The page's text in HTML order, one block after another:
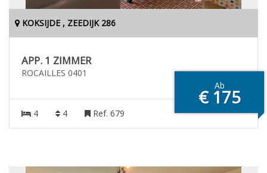
KOKSIJDE , ZEEDIJK 286
APP. 1 ZIMMER
ROCAILLES 0401
Ab
€ 175
4 4 Ref. 679